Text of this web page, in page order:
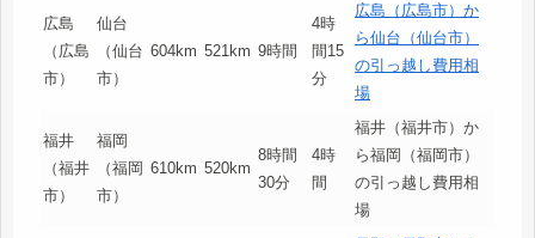
広島
（広島
市）
仙台
（仙台
市）
604km 521km 9時間
4時
間15
分
広島（広島市）か
ら仙台（仙台市）
の引っ越し費用相
場
福井
（福井
市）
福岡
（福岡
市）
610km 520km
8時間
30分
4時
間
福井（福井市）か
ら福岡（福岡市）
の引っ越し費用相
場